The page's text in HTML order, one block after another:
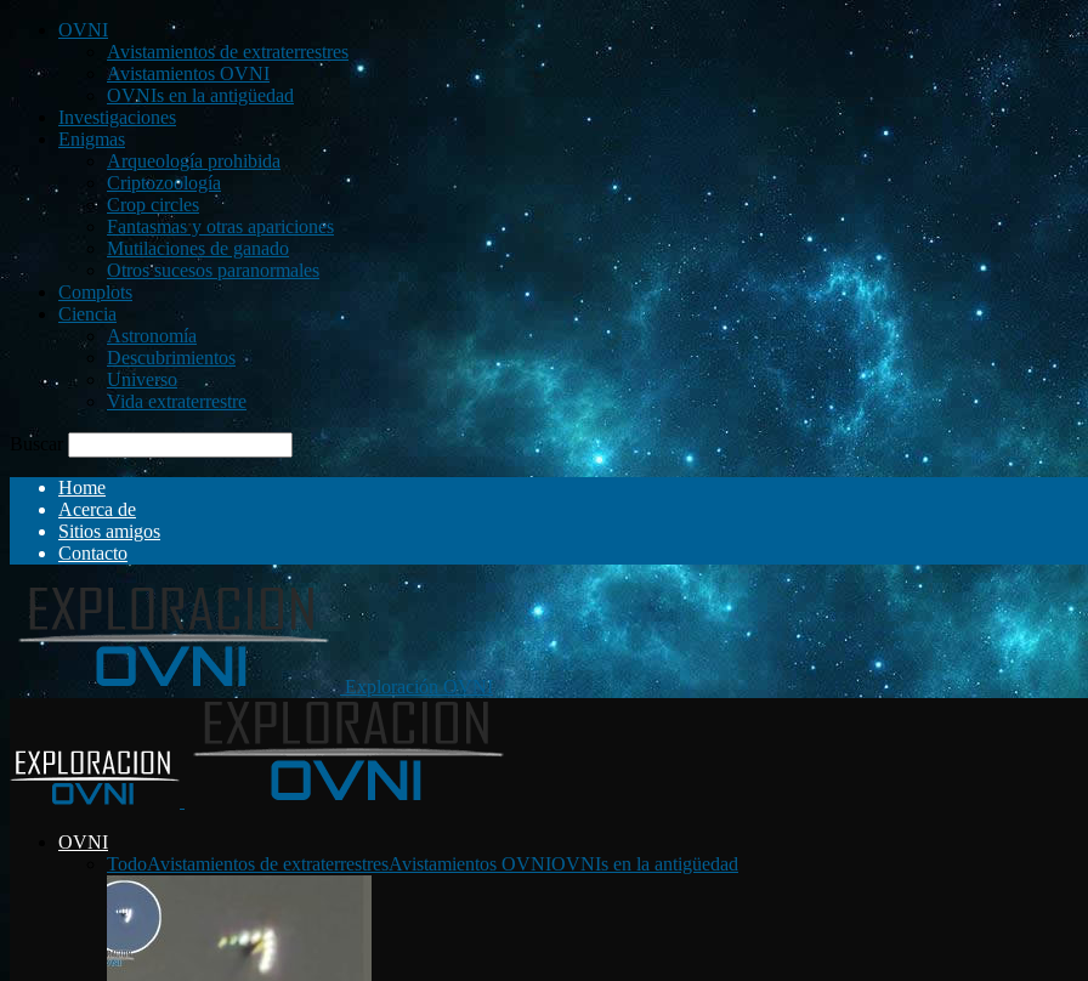
OVNI
Avistamientos de extraterrestres
Avistamientos OVNI
OVNIs en la antigüedad
Investigaciones
Enigmas
Arqueología prohibida
Criptozoología
Crop circles
Fantasmas y otras apariciones
Mutilaciones de ganado
Otros sucesos paranormales
Complots
Ciencia
Astronomía
Descubrimientos
Universo
Vida extraterrestre
Buscar
Home
Acerca de
Sitios amigos
Contacto
Exploración OVNI
OVNI
TodoAvistamientos de extraterrestresAvistamientos OVNIOVNIs en la antigüedad